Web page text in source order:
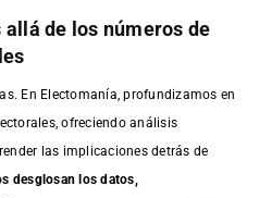
de los números de
En Electomanía, profundizamos en
ofreciendo análisis
las implicaciones detrás de
desglosan los datos,